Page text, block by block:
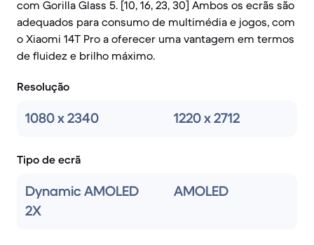
com Gorilla Glass 5. [10, 16, 23, 30] Ambos os ecrãs são
adequados para consumo de multimédia e jogos, com
o Xiaomi 14T Pro a oferecer uma vantagem em termos
de fluidez e brilho máximo.
Resolução
1080 x 2340 1220 x 2712
Tipo de ecrã
Dynamic AMOLED
2X
AMOLED